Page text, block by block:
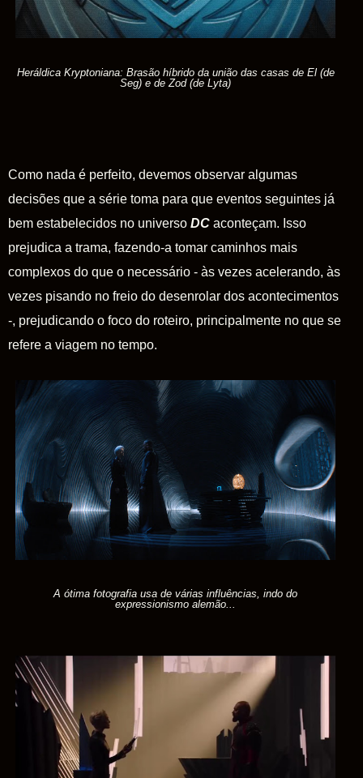
Heráldica Kryptoniana: Brasão híbrido da união das casas de El (de
Seg) e de Zod (de Lyta)
Como nada é perfeito, devemos observar algumas
decisões que a série toma para que eventos seguintes já
bem estabelecidos no universo DC aconteçam. Isso
prejudica a trama, fazendo-a tomar caminhos mais
complexos do que o necessário - às vezes acelerando, às
vezes pisando no freio do desenrolar dos acontecimentos
-, prejudicando o foco do roteiro, principalmente no que se
refere a viagem no tempo.
A ótima fotografia usa de várias influências, indo do
expressionismo alemão...